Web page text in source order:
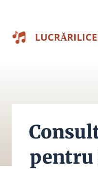
conținut
pentru